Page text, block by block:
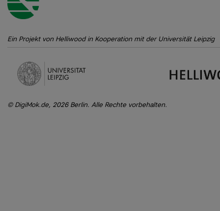
Ein Projekt von Helliwood in Kooperation mit der Universität Leipzig
DigiMok.de, 2026 Berlin. Alle Rechte vorbehalten.